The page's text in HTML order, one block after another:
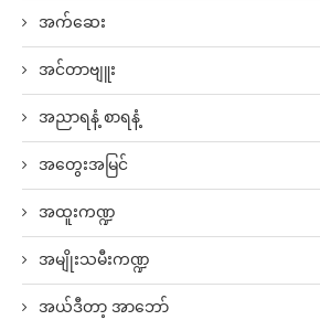
အက်ဆေး
အင်တာဗျူး
အညာရနံ့ စာရနံ့
အတွေးအမြင်
အထူးကဏ္ဍ
အမျိုးသမီးကဏ္ဍ
အယ်ဒီတာ့ အာဘော်